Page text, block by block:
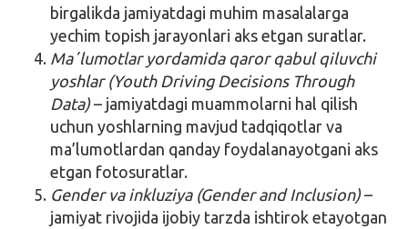
birgalikda jamiyatdagi muhim masalalarga
yechim topish jarayonlari aks etgan suratlar.
Maʼlumotlar yordamida qaror qabul qiluvchi
yoshlar (Youth Driving Decisions Through
Data)– jamiyatdagi muammolarni hal qilish
uchun yoshlarning mavjud tadqiqotlar va
ma’lumotlardan qanday foydalanayotgani aks
etgan fotosuratlar.
Gender va inkluziya (Gender and Inclusion)–
jamiyat rivojida ijobiy tarzda ishtirok etayotgan